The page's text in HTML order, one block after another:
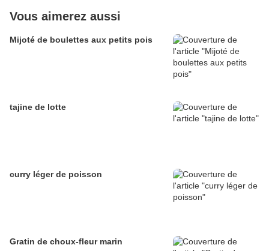
Vous aimerez aussi
Mijoté de boulettes aux petits pois
tajine de lotte
curry léger de poisson
Gratin de choux-fleur marin